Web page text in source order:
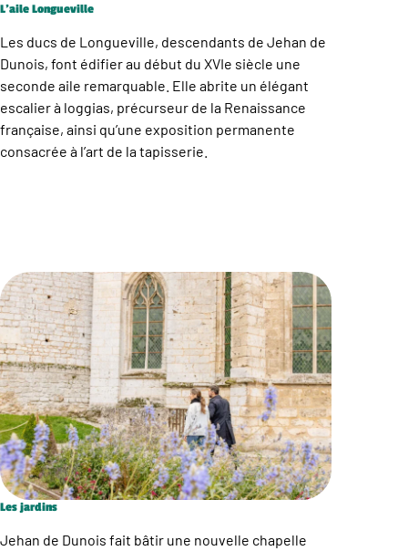
L’aile Longueville
Les ducs de Longueville, descendants de Jehan de
Dunois, font édifier au début du XVIe siècle une
seconde aile remarquable. Elle abrite un élégant
escalier à loggias, précurseur de la Renaissance
française, ainsi qu’une exposition permanente
consacrée à l’art de la tapisserie.
Les jardins
Jehan de Dunois fait bâtir une nouvelle chapelle